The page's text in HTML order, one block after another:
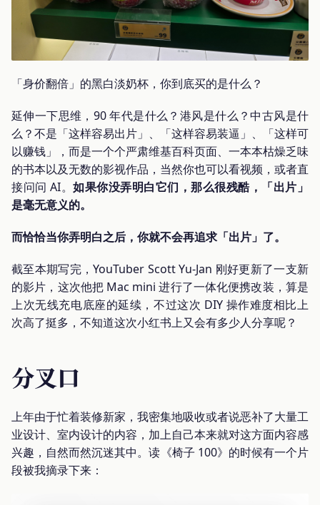
「身价翻倍」的黑白淡奶杯，你到底买的是什么？
延伸一下思维，90 年代是什么？港风是什么？中古风是什
么？不是「这样容易出片」、「这样容易装逼」、「这样可
以赚钱」，而是一个个严肃维基百科页面、一本本枯燥乏味
的书本以及无数的影视作品，当然你也可以看视频，或者直
接问问 AI。如果你没弄明白它们，那么很残酷，「出片」
是毫无意义的。
而恰恰当你弄明白之后，你就不会再追求「出片」了。
截至本期写完，YouTuber Scott Yu-Jan 刚好更新了一支新
的影片，这次他把 Mac mini 进行了一体化便携改装，算是
上次无线充电底座的延续，不过这次 DIY 操作难度相比上
次高了挺多，不知道这次小红书上又会有多少人分享呢？
分叉口
上年由于忙着装修新家，我密集地吸收或者说恶补了大量工
业设计、室内设计的内容，加上自己本来就对这方面内容感
兴趣，自然而然沉迷其中。读《椅子 100》的时候有一个片
段被我摘录下来：